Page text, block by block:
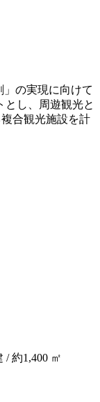
」の実現に向けて
とし、周遊観光と
合観光施設を計
/ 約1,400 ㎡